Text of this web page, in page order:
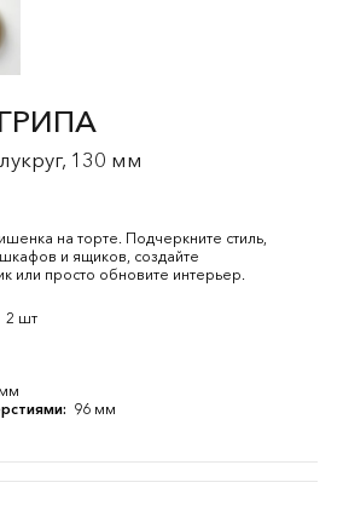
130 мм
на торте. Подчеркните стиль,
и ящиков, создайте
или просто обновите интерьер.
2 шт
96 мм